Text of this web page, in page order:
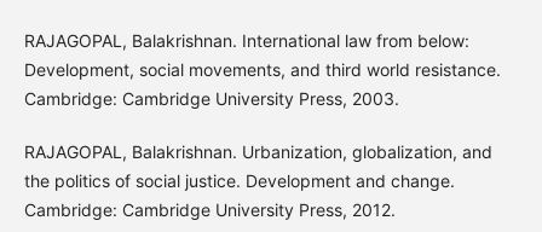
RAJAGOPAL, Balakrishnan. International law from below:
Development, social movements, and third world resistance.
Cambridge: Cambridge University Press, 2003.
RAJAGOPAL, Balakrishnan. Urbanization, globalization, and
the politics of social justice. Development and change.
Cambridge: Cambridge University Press, 2012.